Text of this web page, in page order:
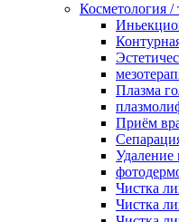
Косметология /
Плазма
Приём
Чистка
Чистка